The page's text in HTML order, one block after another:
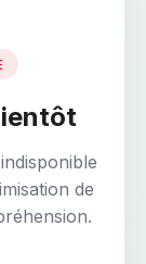
de